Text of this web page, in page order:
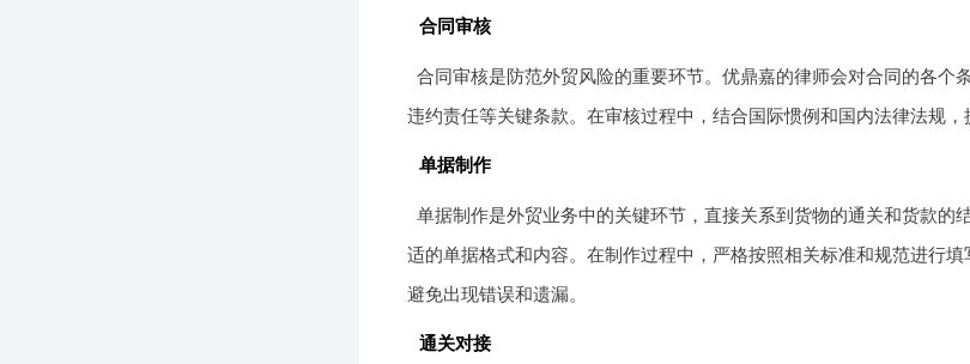
合同审核
合同审核是防范外贸风险的重要环节。优鼎嘉的律师会对合同的各个
违约责任等关键条款。在审核过程中，结合国际惯例和国内法律法规
单据制作
单据制作是外贸业务中的关键环节，直接关系到货物的通关和货款
适的单据格式和内容。在制作过程中，严格按照相关标准和规范进行
避免出现错误和遗漏。
通关对接